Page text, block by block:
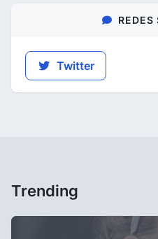
REDES
Twitter
Trending